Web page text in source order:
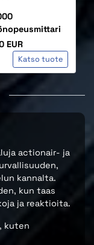
EUR
Katso tuote
actionair- ja
kannalta.
kun taas
ja reaktioita.
kuten